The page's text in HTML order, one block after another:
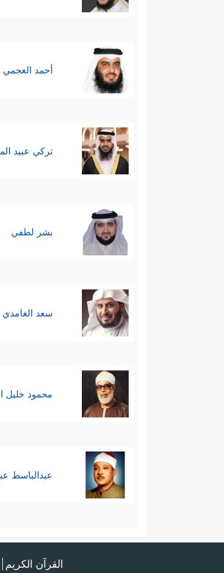
أحمد العجمي
تركي عبيد
بشر لطفي
سعد الغامدي
محمود خليل
عبدالباسط
القرآن الكريم